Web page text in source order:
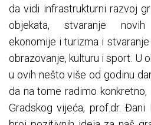
da vidi infrastrukturni razvoj
objekata, stvaranje
ekonomije i turizma i
obrazovanje, kulturu i sport. U
u ovih nešto više od godinu
da na tome radimo
Gradskog vijeća, prof.dr. Đani